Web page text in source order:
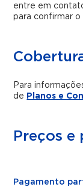
entre em
para confirmar o
Para
de Planos e
Preços e
Pagamento